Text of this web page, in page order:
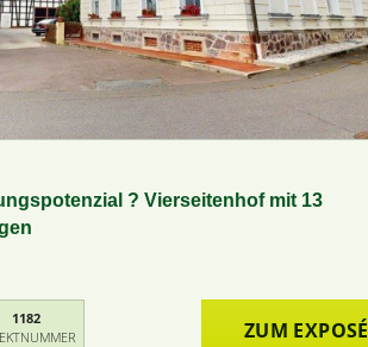
? Vierseitenhof mit 13
1182
ZUM EXPOSÉ